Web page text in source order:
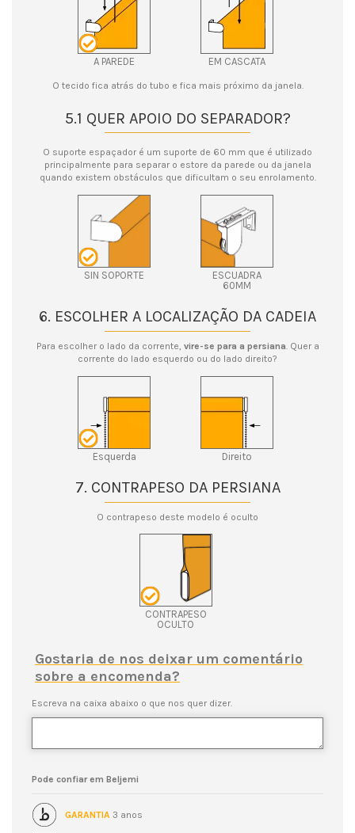
A PAREDE EM CASCATA
O tecido fica atrás do tubo e fica mais próximo da janela.
5.1 QUER APOIO DO SEPARADOR?
O suporte espaçador é um suporte de 60 mm que é utilizado
principalmente para separar o estore da parede ou da janela
quando existem obstáculos que dificultam o seu enrolamento.
SIN SOPORTE
ESCUADRA
60MM
6. ESCOLHER A LOCALIZAÇÃO DA CADEIA
Para escolher o lado da corrente, vire-se para a persiana. Quer a
corrente do lado esquerdo ou do lado direito?
Esquerda Direito
7. CONTRAPESO DA PERSIANA
O contrapeso deste modelo é oculto
CONTRAPESO
OCULTO
Gostaria de nos deixar um comentário
sobre a encomenda?
Escreva na caixa abaixo o que nos quer dizer.
Pode confiar em Beljemi
GARANTIA 3 anos